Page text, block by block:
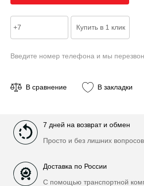
Введите номер телефона и мы
В сравнение В закладки
7 дней на возврат и обмен
Просто и без лишних вопросов
Доставка по России
С помощью транспортной